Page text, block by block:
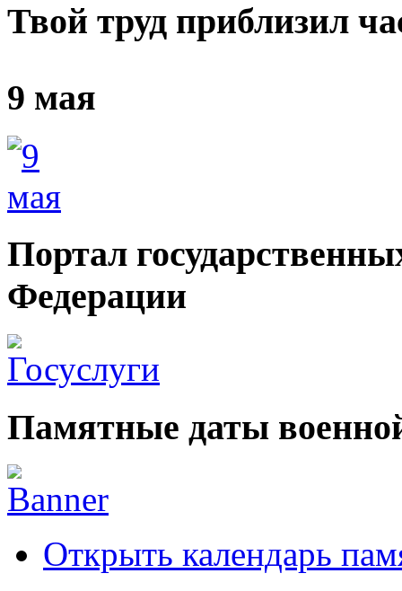
Твой труд приблизил
9 мая
Портал
Федерации
Памятные даты
Открыть календарь